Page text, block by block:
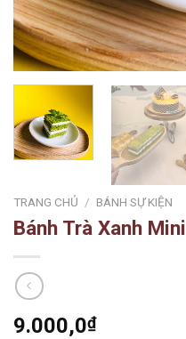
TRANG CHỦ / BÁNH SỰ KIỆN
Bánh Trà Xanh Mini
9.000,0₫